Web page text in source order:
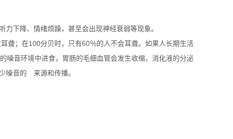
下降、情绪烦躁，甚至会出现神经衰弱等现象。
聋；在100分贝时，只有60％的人不会耳聋。如果人长期生活
音环境中进食，胃肠的毛细血管会发生收缩，消化液的分泌
噪音的 来源和传播。